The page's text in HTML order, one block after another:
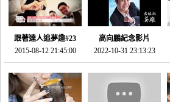
跟著達人追夢趣#23
promo-我想開間咖啡
館(謝佳凌)
2015-08-12 21:45:00
高向鵬紀念影片
2022-10-31 23:13:23